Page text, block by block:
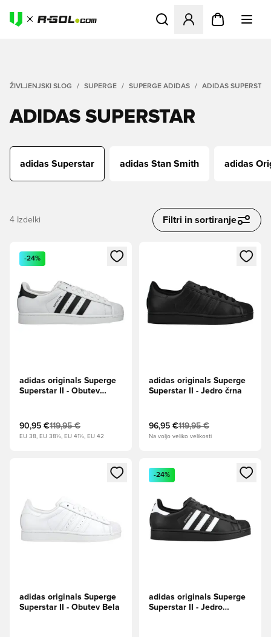
Odpre Modal za prijavo ali
ŽIVLJENJSKI SLOG SUPERGE SUPERGE ADIDAS ADIDAS SUPERSTAR
ADIDAS SUPERSTAR
adidas Superstar adidas Stan Smith adidas
4 Izdelki Filtri in sortiranje
Odpre Modal za prijavo ali vpis kot član
-24%
adidas originals Superge
Superstar II - Obutev
90,95 €119,95 €
EU 38, EU 38½, EU 41½, EU 42
Odpre Modal za prijavo ali
adidas originals Superge
Superstar II - Jedro črna
96,95 €119,95 €
Na voljo veliko velikosti
Odpre Modal za prijavo ali vpis kot član
adidas originals Superge
Superstar II - Obutev Bela
Odpre Modal za prijavo ali
-24%
adidas originals Superge
Superstar II - Jedro